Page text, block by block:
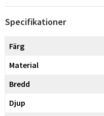
Specifikationer
Färg
Material
Bredd
Djup